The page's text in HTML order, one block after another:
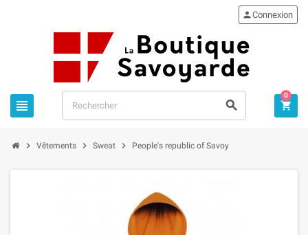
 
Connexion

0
 Vêtements  Sweat  People's republic of Savoy